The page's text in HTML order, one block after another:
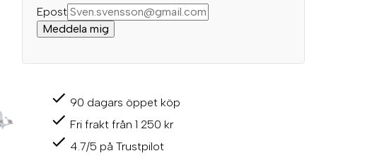
Epost
Meddela mig
90 dagars öppet köp
Fri frakt från 1 250 kr
4.7/5 på Trustpilot